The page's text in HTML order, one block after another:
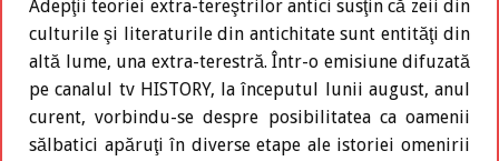
Adepţii teoriei extra-tereştrilor antici susţin că zeii din
culturile şi literaturile din antichitate sunt entităţi din
altă lume, una extra-terestră. Într-o emisiune difuzată
pe canalul tv HISTORY, la începutul lunii august, anul
curent, vorbindu-se despre posibilitatea ca oamenii
sălbatici apăruţi în diverse etape ale istoriei omenirii